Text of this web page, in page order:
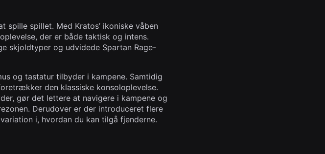
spille spillet. Med Kratos’ ikoniske våben
der er både taktisk og intens.
skjoldtyper og udvidede Spartan Rage-
og tastatur tilbyder i kampene. Samtidig
den klassiske konsoloplevelse.
gør det lettere at navigere i kampene og
Derudover er der introduceret flere
i, hvordan du kan tilgå fjenderne.